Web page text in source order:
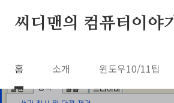
씨디맨의 컴퓨터이야기
홈 소개 윈도우10/11팁